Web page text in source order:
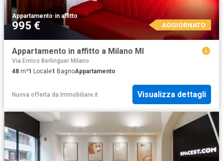
Appartamento·in affitto
995 € AGGIORNATO
Appartamento in affitto a Milano MI
Via Enrico Berlinguer Milano
48 m²1 Locale1 BagnoAppartamento
Nuova offerta da Immobiliare.it Visualizza dettagli